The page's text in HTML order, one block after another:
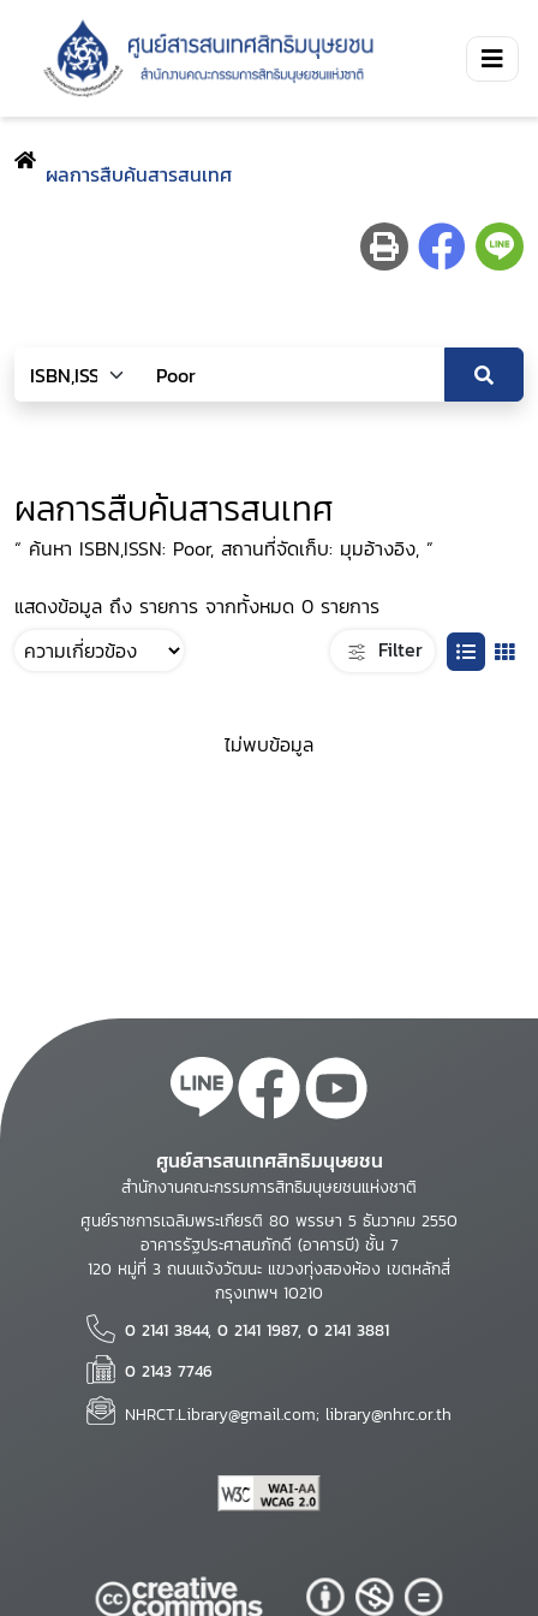
ผลการสืบค้นสารสนเทศ
ผลการสืบค้นสารสนเทศ
“ ค้นหา ISBN,ISSN: Poor, สถานที่จัดเก็บ: มุมอ้างอิง, ”
แสดงข้อมูล ถึง รายการ จากทั้งหมด 0 รายการ
Filter
ไม่พบข้อมูล
ศูนย์สารสนเทศสิทธิมนุษยชน
สำนักงานคณะกรรมการสิทธิมนุษยชนแห่งชาติ
ศูนย์ราชการเฉลิมพระเกียรติ 80 พรรษา 5 ธันวาคม 2550
อาคารรัฐประศาสนภักดี (อาคารบี) ชั้น 7
120 หมู่ที่ 3 ถนนแจ้งวัฒนะ แขวงทุ่งสองห้อง เขตหลักสี่
กรุงเทพฯ 10210
0 2141 3844, 0 2141 1987, 0 2141 3881
0 2143 7746
NHRCT.Library@gmail.com; library@nhrc.or.th